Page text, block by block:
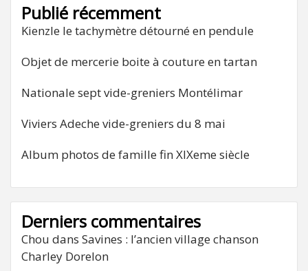
Publié récemment
Kienzle le tachymètre détourné en pendule
Objet de mercerie boite à couture en tartan
Nationale sept vide-greniers Montélimar
Viviers Adeche vide-greniers du 8 mai
Album photos de famille fin XIXeme siècle
Derniers commentaires
Chou dans Savines : l’ancien village chanson
Charley Dorelon